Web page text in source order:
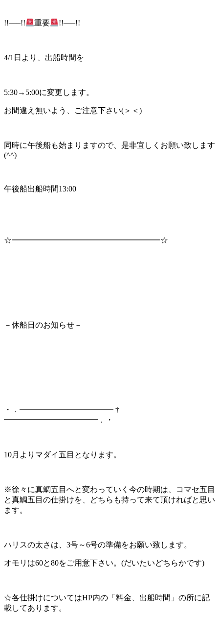
!!—–!! 重要 !!—–!!
4/1日より、出船時間を
5:30→5:00に変更します。
お間違え無いよう、ご注意下さい(＞＜)
同時に午後船も始まりますので、是非宜しくお願い致します
(^^)
午後船出船時間13:00
☆━━━━━━━━━━━━━━━━━━━☆
－休船日のお知らせ－
・．━━━━━━━━━━━━ †
━━━━━━━━━━━━．・
10月よりマダイ五目となります。
※徐々に真鯛五目へと変わっていく今の時期は、コマセ五目
と真鯛五目の仕掛けを、どちらも持って来て頂ければと思い
ます。
ハリスの太さは、3号～6号の準備をお願い致します。
オモリは60と80をご用意下さい。(だいたいどちらかです)
☆各仕掛けについてはHP内の「料金、出船時間」の所に記
載してあります。